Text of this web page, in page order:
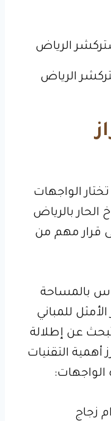
الرياض
الواجهات
الحار بالرياض
قرار مهم من
بالمساحة
للمباني
تبحث عن إطلالة
أهمية التقنيات
زجاج